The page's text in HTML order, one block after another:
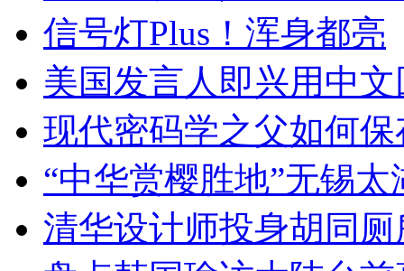
信号灯Plus！浑身都亮
美国发言人即兴用中
现代密码学之父如何
“中华赏樱胜地”无锡
清华设计师投身胡同